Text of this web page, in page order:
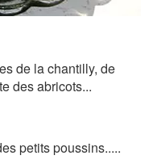
de la chantilly, de
des abricots...
petits poussins.....